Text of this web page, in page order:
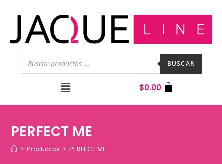
BUSCAR
$0.00
PERFECT ME
> Productos > PERFECT ME